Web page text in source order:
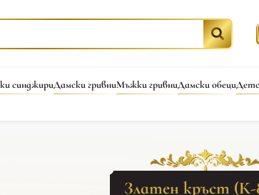
синджириДамски гривниМъжки гривниДамски обеци
Златен кръст (К-